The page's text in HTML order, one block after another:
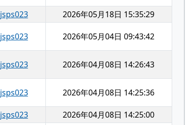
jsps023
2026年05月18日 15:35:29
jsps023 2026年05月04日 09:43:42
jsps023 2026年04月08日 14:26:43
jsps023 2026年04月08日 14:25:36
jsps023
2026年04月08日 14:25:00